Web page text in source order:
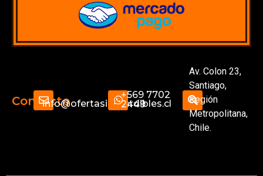
Contactoinfo@ofertasimperdibles.cl
+569 7702
2449
Av. Colon 23,
Santiago,
Región
Metropolitana,
Chile.